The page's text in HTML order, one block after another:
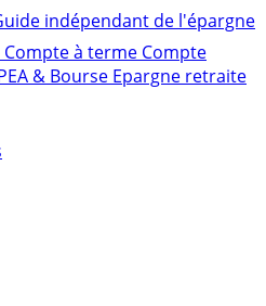
indépendant de l'épargne
Compte à terme Compte
& Bourse Epargne retraite